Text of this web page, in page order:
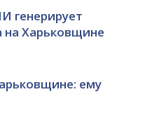
генерирует
на Харьковщине
ему